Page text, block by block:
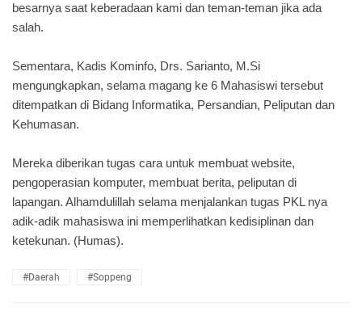
besarnya saat keberadaan kami dan teman-teman jika ada
salah.
Sementara, Kadis Kominfo, Drs. Sarianto, M.Si
mengungkapkan, selama magang ke 6 Mahasiswi tersebut
ditempatkan di Bidang Informatika, Persandian, Peliputan dan
Kehumasan.
Mereka diberikan tugas cara untuk membuat website,
pengoperasian komputer, membuat berita, peliputan di
lapangan. Alhamdulillah selama menjalankan tugas PKL nya
adik-adik mahasiswa ini memperlihatkan kedisiplinan dan
ketekunan. (Humas).
#Daerah #Soppeng